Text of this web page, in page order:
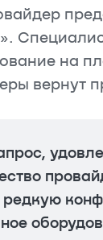
на
вернут
редкую